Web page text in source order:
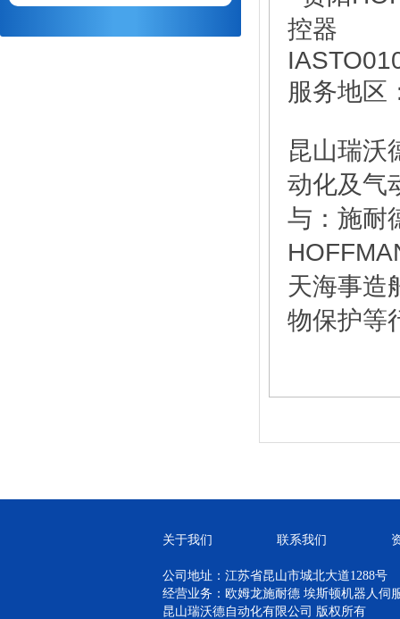
服务地区
昆山瑞沃
动化及气
与：施耐
天海事造
物保护等
关于我们 联系我们
公司地址：江苏省昆山市城北大道1288号
经营业务：欧姆龙施耐德 埃斯顿机器人伺
昆山瑞沃德自动化有限公司 版权所有